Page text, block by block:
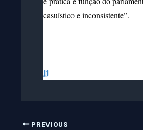
casuístico e inconsistente”.
jj
PREVIOUS